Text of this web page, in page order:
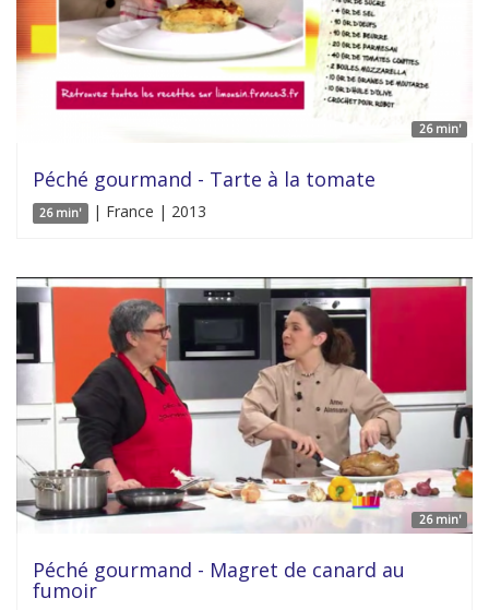
26 min'
Péché gourmand - Tarte à la tomate
26 min' | France | 2013
26 min'
Péché gourmand - Magret de canard au
fumoir